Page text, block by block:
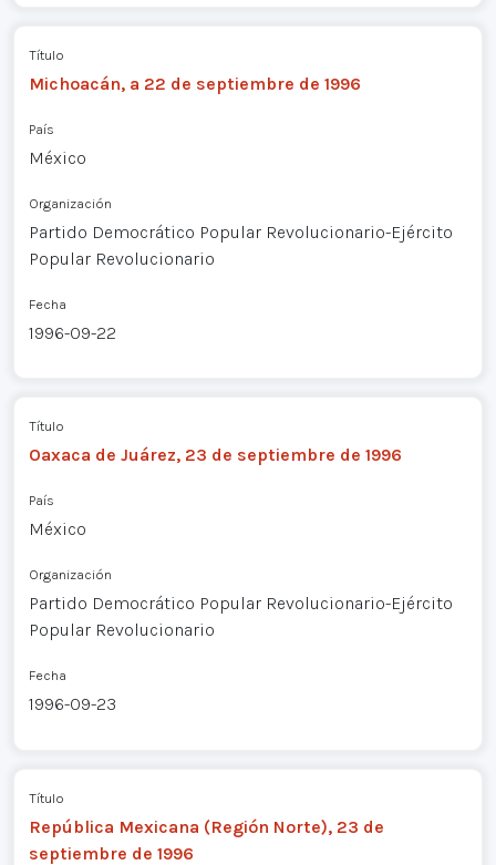
Título
Michoacán, a 22 de septiembre de 1996
País
México
Organización
Partido Democrático Popular Revolucionario-Ejército
Popular Revolucionario
Fecha
1996-09-22
Título
Oaxaca de Juárez, 23 de septiembre de 1996
País
México
Organización
Partido Democrático Popular Revolucionario-Ejército
Popular Revolucionario
Fecha
1996-09-23
Título
República Mexicana (Región Norte), 23 de
septiembre de 1996